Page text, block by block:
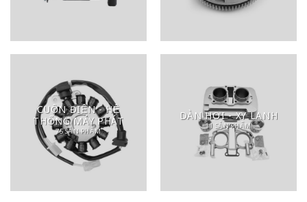
CUỘN ĐIỆN - HỆ
THỐNG MÁY PHÁT
75 SẢN PHẨM
DÀN HƠI - XY LANH
11 SẢN PHẨM